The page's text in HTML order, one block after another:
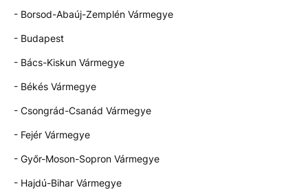
- Borsod-Abaúj-Zemplén Vármegye
- Budapest
- Bács-Kiskun Vármegye
- Békés Vármegye
- Csongrád-Csanád Vármegye
- Fejér Vármegye
- Győr-Moson-Sopron Vármegye
- Hajdú-Bihar Vármegye